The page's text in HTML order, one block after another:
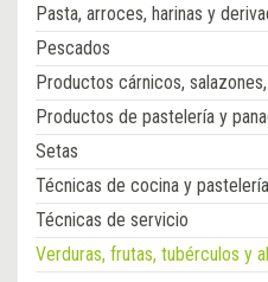
Pasta, arroces, harinas y
Pescados
Productos cárnicos,
Productos de pastelería y
Setas
Técnicas de cocina y pastelería
Técnicas de servicio
Verduras, frutas, tubérculos y